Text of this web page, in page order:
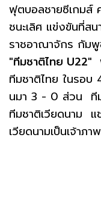
ฟุตบอลชายซีเกมส์
ชนะเลิศ แข่งขันที่ส
ราชอาณาจักร กัม
"ทีมชาติไทย U22"
ทีมชาติไทย ในรอบ
นมา 3 - 0 ส่วน ทีม
ทีมชาติเวียดนาม แ
เวียดนามเป็นเจ้าภ